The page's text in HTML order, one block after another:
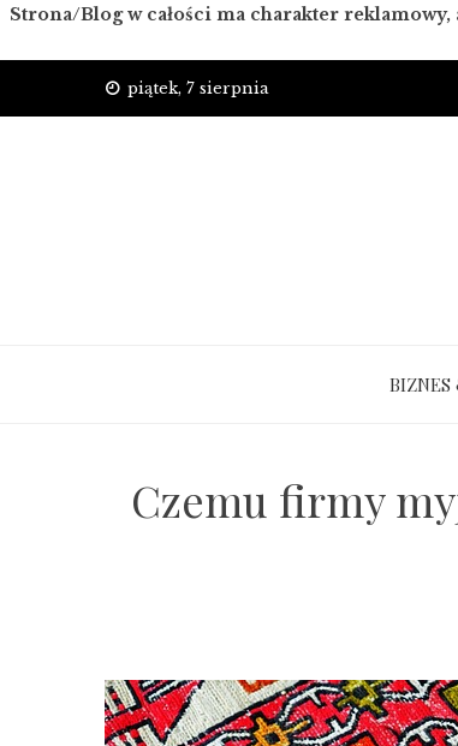
Strona/Blog w całości ma charakter
piątek, 7 sierpnia
Czemu firmy